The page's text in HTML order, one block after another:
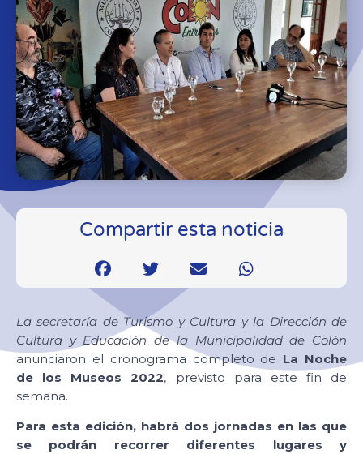
Compartir esta noticia
La secretaría de Turismo y Cultura y la Dirección de
Cultura y Educación de la Municipalidad de Colón
anunciaron el cronograma completo de La Noche
de los Museos 2022, previsto para este fin de
semana.
Para esta edición, habrá dos jornadas en las que
se podrán recorrer diferentes lugares y